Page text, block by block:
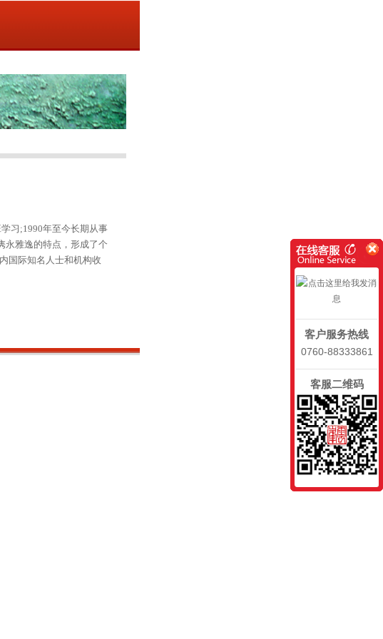
习;1990年至今长期从事
永雅逸的特点，形成了个
国际知名人士和机构收
客户服务热线
0760-88333861
客服二维码